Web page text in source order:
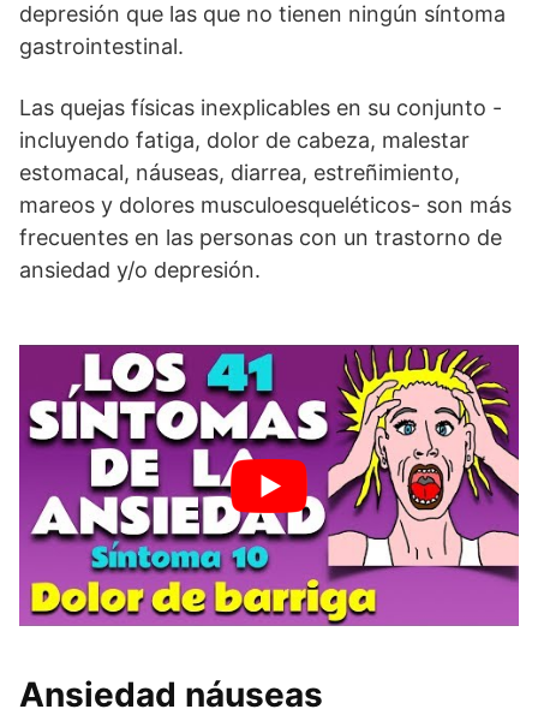
depresión que las que no tienen ningún síntoma
gastrointestinal.
Las quejas físicas inexplicables en su conjunto -
incluyendo fatiga, dolor de cabeza, malestar
estomacal, náuseas, diarrea, estreñimiento,
mareos y dolores musculoesqueléticos- son más
frecuentes en las personas con un trastorno de
ansiedad y/o depresión.
Ansiedad náuseas